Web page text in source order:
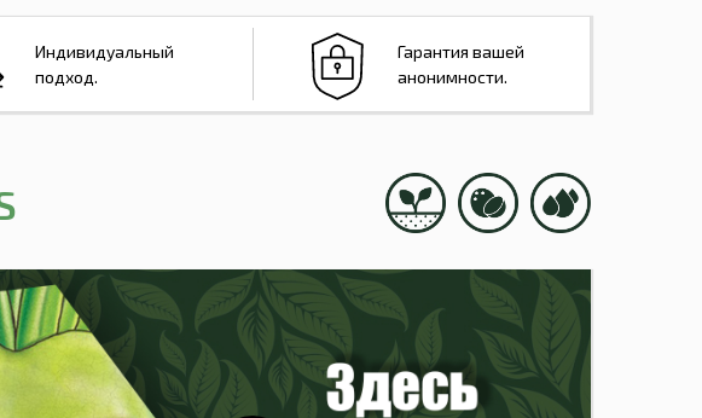
Индивидуальный
подход.
Гарантия вашей
анонимности.